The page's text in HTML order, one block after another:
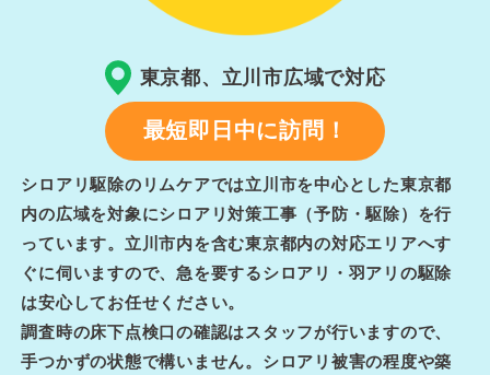
東京都、立川市広域で対応
最短即日中に訪問！
シロアリ駆除のリムケアでは立川市を中心とした東京都
内の広域を対象にシロアリ対策工事（予防・駆除）を行
っています。立川市内を含む東京都内の対応エリアへす
ぐに伺いますので、急を要するシロアリ・羽アリの駆除
は安心してお任せください。
調査時の床下点検口の確認はスタッフが行いますので、
手つかずの状態で構いません。シロアリ被害の程度や築